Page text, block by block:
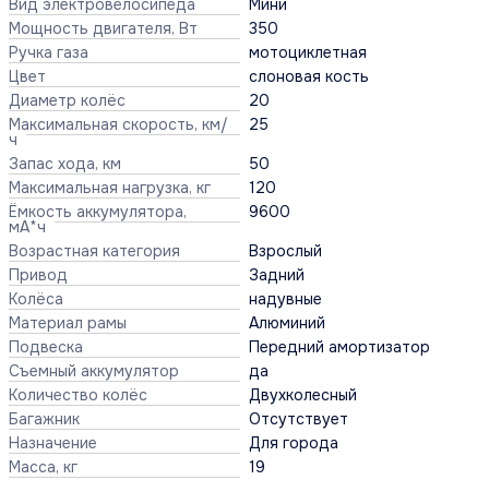
Вид электровелосипеда
Мини
Мощность двигателя, Вт
350
Ручка газа
мотоциклетная
Цвет
слоновая кость
Диаметр колёс
20
Максимальная скорость, км/
ч
25
Запас хода, км
50
Максимальная нагрузка, кг
120
Ёмкость аккумулятора,
мА*ч
9600
Возрастная категория
Взрослый
Привод
Задний
Колёса
надувные
Материал рамы
Алюминий
Подвеска
Передний амортизатор
Съемный аккумулятор
да
Количество колёс
Двухколесный
Багажник
Отсутствует
Назначение
Для города
Масса, кг
19